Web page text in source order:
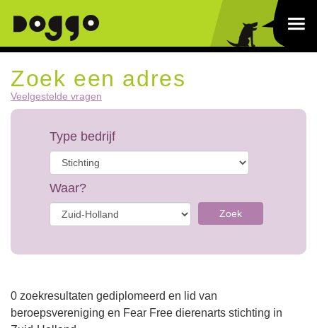
Zoek een adres
Veelgestelde vragen
Type bedrijf
Waar?
Zoek
0 zoekresultaten gediplomeerd en lid van
beroepsvereniging en Fear Free dierenarts stichting in